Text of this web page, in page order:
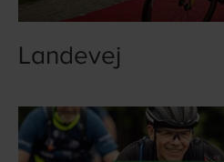
Landevej